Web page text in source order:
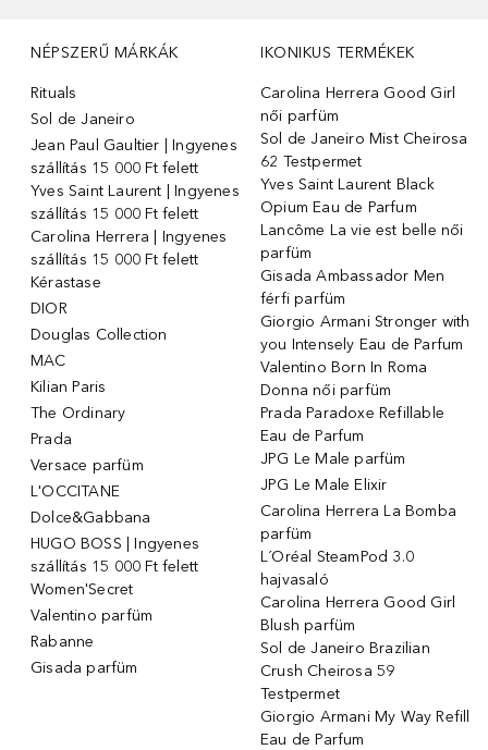
NÉPSZERŰ MÁRKÁK
Rituals
Sol de Janeiro
Jean Paul Gaultier | Ingyenes
szállítás 15 000 Ft felett
Yves Saint Laurent | Ingyenes
szállítás 15 000 Ft felett
Carolina Herrera | Ingyenes
szállítás 15 000 Ft felett
Kérastase
DIOR
Douglas Collection
MAC
Kilian Paris
The Ordinary
Prada
Versace parfüm
L'OCCITANE
Dolce&Gabbana
HUGO BOSS | Ingyenes
szállítás 15 000 Ft felett
Women'Secret
Valentino parfüm
Rabanne
Gisada parfüm
IKONIKUS TERMÉKEK
Carolina Herrera Good Girl
női parfüm
Sol de Janeiro Mist Cheirosa
62 Testpermet
Yves Saint Laurent Black
Opium Eau de Parfum
Lancôme La vie est belle női
parfüm
Gisada Ambassador Men
férfi parfüm
Giorgio Armani Stronger with
you Intensely Eau de Parfum
Valentino Born In Roma
Donna női parfüm
Prada Paradoxe Refillable
Eau de Parfum
JPG Le Male parfüm
JPG Le Male Elixir
Carolina Herrera La Bomba
parfüm
L´Oréal SteamPod 3.0
hajvasaló
Carolina Herrera Good Girl
Blush parfüm
Sol de Janeiro Brazilian
Crush Cheirosa 59
Testpermet
Giorgio Armani My Way Refill
Eau de Parfum